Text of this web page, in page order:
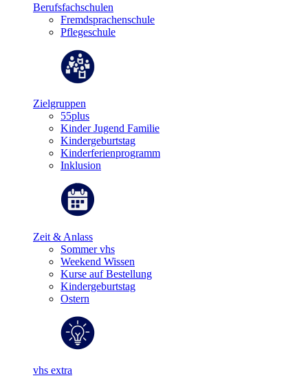
Berufsfachschulen
Fremdsprachenschule
Pflegeschule
Zielgruppen
55plus
Kinder Jugend Familie
Kindergeburtstag
Kinderferienprogramm
Inklusion
Zeit & Anlass
Sommer vhs
Weekend Wissen
Kurse auf Bestellung
Kindergeburtstag
Ostern
vhs extra